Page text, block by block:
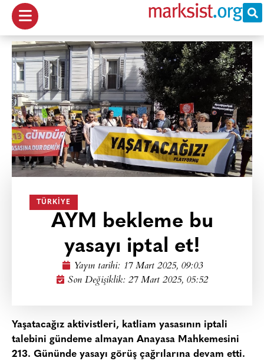
TÜRKIYE
AYM bekleme bu
yasayı iptal et!
Yayın tarihi: 17 Mart 2025, 09:03
Son Değişiklik: 27 Mart 2025, 05:52
Yaşatacağız aktivistleri, katliam yasasının iptali
talebini gündeme almayan Anayasa Mahkemesini
213. Gününde yasayı görüş çağrılarına devam etti.